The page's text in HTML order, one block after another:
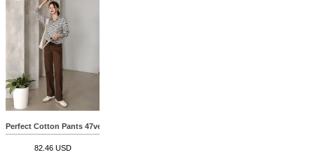
Perfect Cotton Pants 47ver (Long wide)
82.46 USD